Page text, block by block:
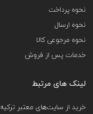
نحوه پرداخت
نحوه ارسال
نحوه مرجوعی کالا
خدمات پس از فروش
لینک های مرتبط
خرید از سایت‌های معتبر ترکیه